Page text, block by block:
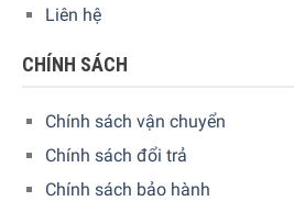
Liên hệ
CHÍNH SÁCH
Chính sách vận chuyển
Chính sách đổi trả
Chính sách bảo hành